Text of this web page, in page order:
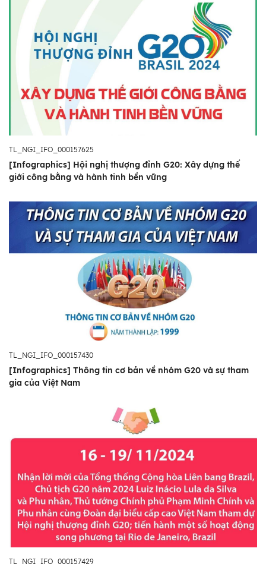
TL_NGI_IFO_000157625
[Infographics] Hội nghị thượng đỉnh G20: Xây dựng thế
giới công bằng và hành tinh bền vững
TL_NGI_IFO_000157430
[Infographics] Thông tin cơ bản về nhóm G20 và sự tham
gia của Việt Nam
TL_NGI_IFO_000157429